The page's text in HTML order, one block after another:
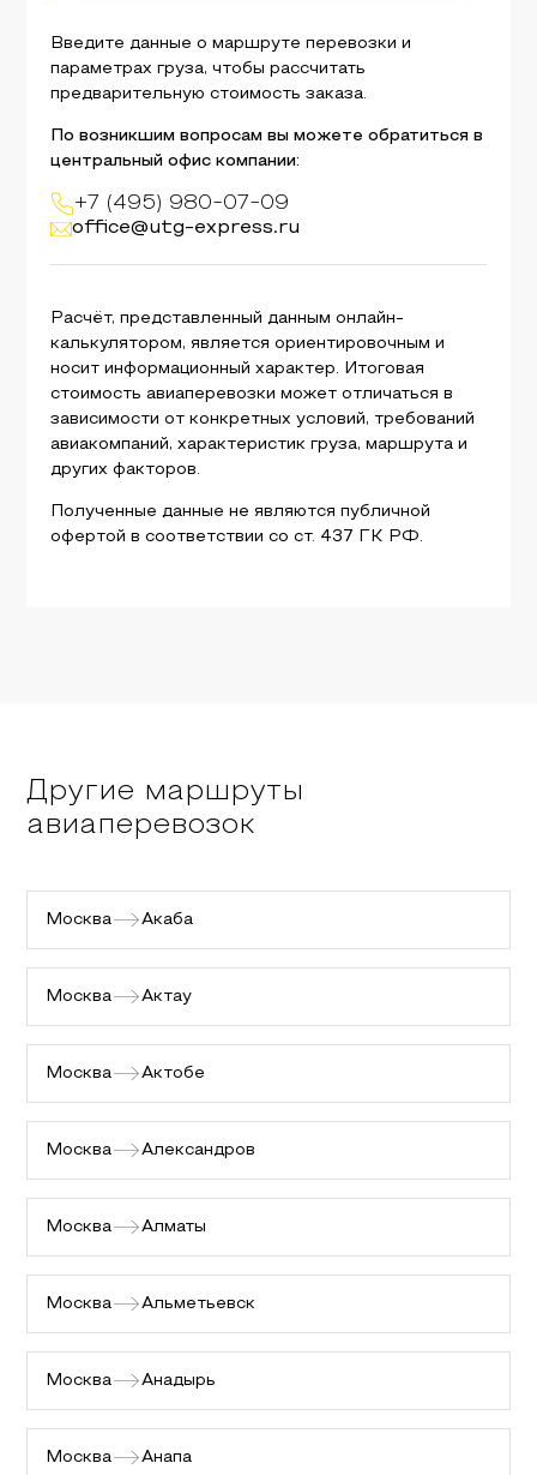
Введите данные о маршруте перевозки и
параметрах груза, чтобы рассчитать
предварительную стоимость заказа.
По возникшим вопросам вы можете обратиться в
центральный офис компании:
+7 (495) 980-07-09
office@utg-express.ru
Расчёт, представленный данным онлайн-
калькулятором, является ориентировочным и
носит информационный характер. Итоговая
стоимость авиаперевозки может отличаться в
зависимости от конкретных условий, требований
авиакомпаний, характеристик груза, маршрута и
других факторов.
Полученные данные не являются публичной
офертой в соответствии со ст. 437 ГК РФ.
Другие маршруты
авиаперевозок
Москва Акаба
Москва Актау
Москва Актобе
Москва Александров
Москва Алматы
Москва Альметьевск
Москва Анадырь
Москва Анапа